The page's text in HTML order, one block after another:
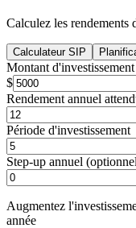
Calculez les rendements
Calculateur SIP
Montant
$
Rendement annuel
Période d'investissement
Step-up annuel
Augmentez
année